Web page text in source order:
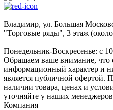
Владимир, ул. Большая
"Торговые ряды", 3 этаж (около
Понедельник-Воскресенье: с
Обращаем ваше внимание, что
информационный характер и
является публичной
наличии товара, ценах и
уточняйте у наших
Компания